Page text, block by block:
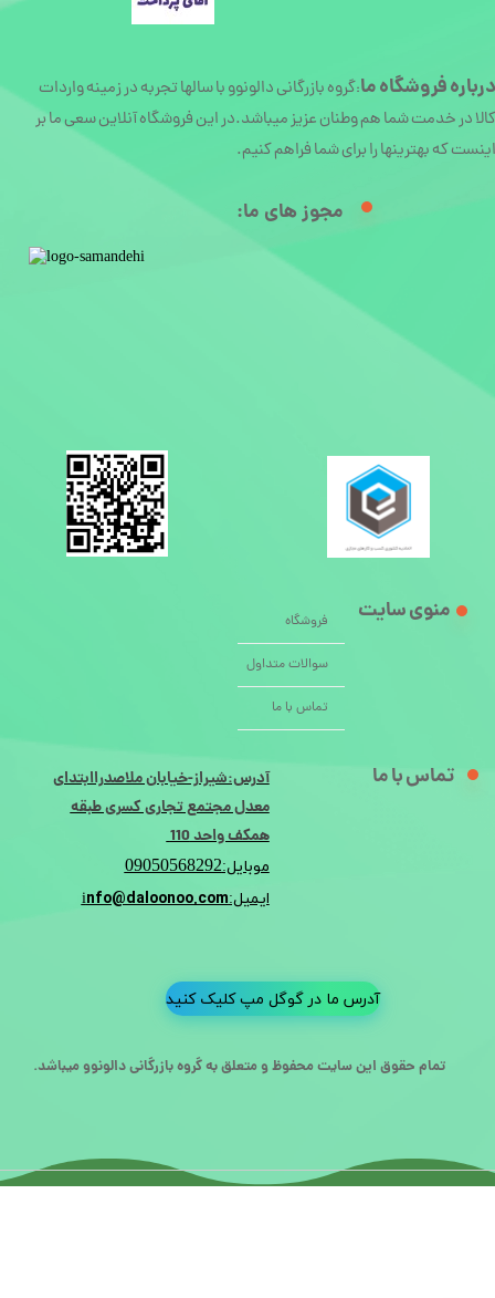
تمام حقوق این سایت محفوظ و متعلق به گروه بازرگانی دالونوو میباشد.
دربارهفروشگاه ما:گروه بازرگانی دالونوو با سالها تجربه در زمینه واردات
کالا در خدمت شما هم وطنان عزیز میباشد.در این فروشگاه آنلاین سعی ما بر
اینست که بهترینها را برای شما فراهم کنیم.
فروشگاه
سوالات متداول
تماس با ما
منوی سایت
تماس با ما
آدرس:شیراز-خیابان ملاصدراابتدای
معدل مجتمع تجاری کسری طبقه
همکف واحد 110
موبایل:09050568292
ایمیل:info@daloonoo.com
مجوز های ما:​
آدرس ما در گوگل مپ کلیک کنید